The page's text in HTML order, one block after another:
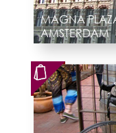
MAGNA
AMSTERDAM